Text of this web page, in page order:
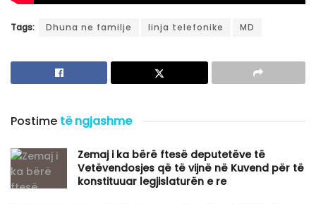
Tags: Dhuna ne familje linja telefonike MD
Postime të ngjashme
Zemaj i ka bërë ftesë deputetëve të
Vetëvendosjes që të vijnë në Kuvend për të
konstituuar legjislaturën e re